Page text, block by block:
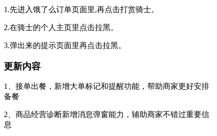
1.先进入饿了么订单页面里,再点击打赏骑士。
2.在骑士的个人主页里点击拉黑。
3.弹出来的提示页面里再点击拉黑。
更新内容
1、接单出餐，新增大单标记和提醒功能，帮助商家更好安排
备餐
2、商品经营诊断新增消息弹窗能力，辅助商家不错过重要信
息